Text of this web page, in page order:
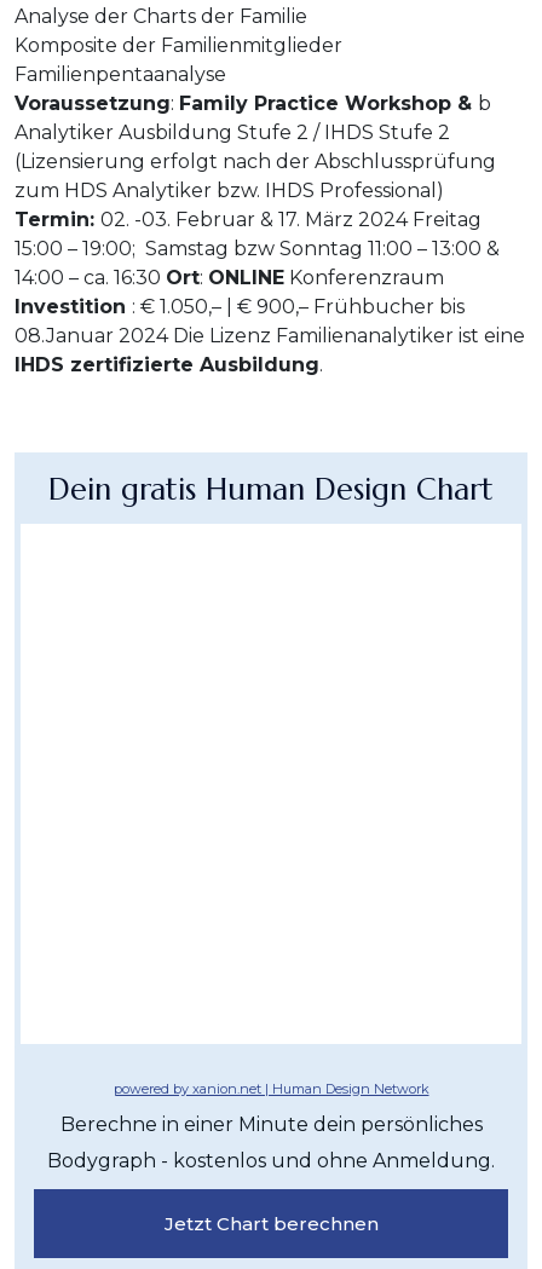
Analyse der Charts der Familie
Komposite der Familienmitglieder
Familienpentaanalyse
Voraussetzung: Family Practice Workshop & b
Analytiker Ausbildung Stufe 2 / IHDS Stufe 2
(Lizensierung erfolgt nach der Abschlussprüfung
zum HDS Analytiker bzw. IHDS Professional)
Termin: 02. -03. Februar & 17. März 2024 Freitag
15:00 – 19:00; Samstag bzw Sonntag 11:00 – 13:00 &
14:00 – ca. 16:30 Ort: ONLINE Konferenzraum
Investition : € 1.050,– | € 900,– Frühbucher bis
08.Januar 2024 Die Lizenz Familienanalytiker ist eine
IHDS zertifizierte Ausbildung.
Dein gratis Human Design Chart
powered by xanion.net | Human Design Network
Berechne in einer Minute dein persönliches
Bodygraph - kostenlos und ohne Anmeldung.
Jetzt Chart berechnen